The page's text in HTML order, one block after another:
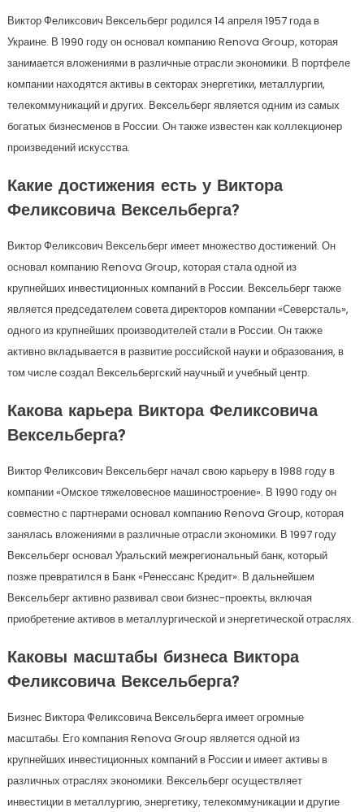
Виктор Феликсович Вексельберг родился 14 апреля 1957 года в
Украине. В 1990 году он основал компанию Renova Group, которая
занимается вложениями в различные отрасли экономики. В портфеле
компании находятся активы в секторах энергетики, металлургии,
телекоммуникаций и других. Вексельберг является одним из самых
богатых бизнесменов в России. Он также известен как коллекционер
произведений искусства.
Какие достижения есть у Виктора
Феликсовича Вексельберга?
Виктор Феликсович Вексельберг имеет множество достижений. Он
основал компанию Renova Group, которая стала одной из
крупнейших инвестиционных компаний в России. Вексельберг также
является председателем совета директоров компании «Северсталь»,
одного из крупнейших производителей стали в России. Он также
активно вкладывается в развитие российской науки и образования, в
том числе создал Вексельбергский научный и учебный центр.
Какова карьера Виктора Феликсовича
Вексельберга?
Виктор Феликсович Вексельберг начал свою карьеру в 1988 году в
компании «Омское тяжеловесное машиностроение». В 1990 году он
совместно с партнерами основал компанию Renova Group, которая
занялась вложениями в различные отрасли экономики. В 1997 году
Вексельберг основал Уральский межрегиональный банк, который
позже превратился в Банк «Ренессанс Кредит». В дальнейшем
Вексельберг активно развивал свои бизнес-проекты, включая
приобретение активов в металлургической и энергетической отраслях.
Каковы масштабы бизнеса Виктора
Феликсовича Вексельберга?
Бизнес Виктора Феликсовича Вексельберга имеет огромные
масштабы. Его компания Renova Group является одной из
крупнейших инвестиционных компаний в России и имеет активы в
различных отраслях экономики. Вексельберг осуществляет
инвестиции в металлургию, энергетику, телекоммуникации и другие